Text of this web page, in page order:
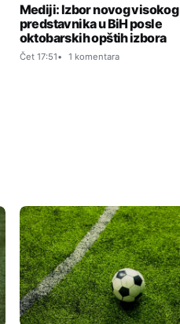
Mediji: Izbor novog visokog
predstavnika u BiH posle
oktobarskih opštih izbora
Čet 17:51 1 komentara